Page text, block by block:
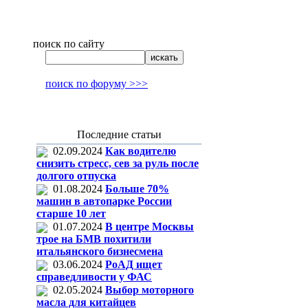
поиск по сайту
поиск по форуму >>>
Последние статьи
02.09.2024 Как водителю
снизить стресс, сев за руль после
долгого отпуска
01.08.2024 Больше 70%
машин в автопарке России
старше 10 лет
01.07.2024 В центре Москвы
трое на БМВ похитили
итальянского бизнесмена
03.06.2024 РоАД ищет
справедливости у ФАС
02.05.2024 Выбор моторного
масла для китайцев